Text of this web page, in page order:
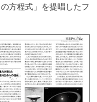
方程式」を提唱したフ